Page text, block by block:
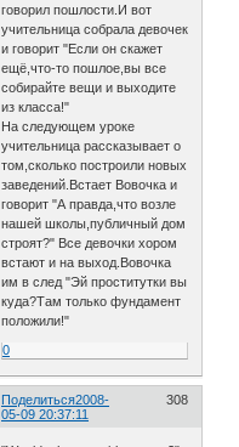
говорил пошлости.И вот
учительница собрала девочек
и говорит "Если он скажет
ещё,что-то пошлое,вы все
собирайте вещи и выходите
из класса!"
На следующем уроке
учительница рассказывает о
том,сколько построили новых
заведений.Встает Вовочка и
говорит "А правда,что возле
нашей школы,публичный дом
строят?" Все девочки хором
встают и на выход.Вовочка
им в след "Эй проститутки вы
куда?Там только фундамент
положили!"
0
Поделиться 308
2008-
05-09 20:37:11